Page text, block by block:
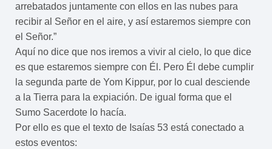
arrebatados juntamente con ellos en las nubes para
recibir al Señor en el aire, y así estaremos siempre con
el Señor.”
Aquí no dice que nos iremos a vivir al cielo, lo que dice
es que estaremos siempre con Él. Pero Él debe cumplir
la segunda parte de Yom Kippur, por lo cual desciende
a la Tierra para la expiación. De igual forma que el
Sumo Sacerdote lo hacía.
Por ello es que el texto de Isaías 53 está conectado a
estos eventos: